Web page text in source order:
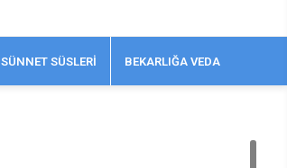
SÜNNET SÜSLERİ BEKARLIĞA VEDA